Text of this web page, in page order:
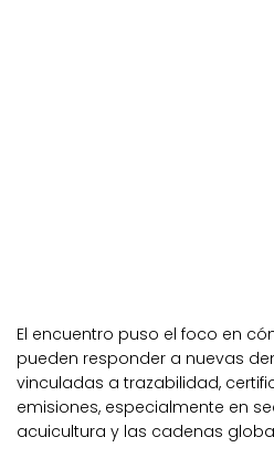
El encuentro puso el foco en
pueden responder a nuevas
vinculadas a trazabilidad,
emisiones, especialmente en
acuicultura y las cadenas